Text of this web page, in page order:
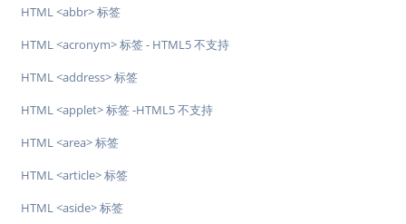
HTML <abbr> 标签
HTML <acronym> 标签 - HTML5 不支持
HTML <address> 标签
HTML <applet> 标签 -HTML5 不支持
HTML <area> 标签
HTML <article> 标签
HTML <aside> 标签